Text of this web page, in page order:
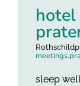
hotel
sleep